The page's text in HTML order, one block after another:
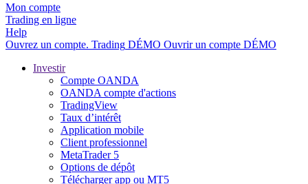
Mon compte
Trading en ligne
Help
Ouvrez un compte. Trading DÉMO Ouvrir un compte DÉMO
Investir
Compte OANDA
OANDA compte d'actions
TradingView
Taux d’intérêt
Application mobile
Client professionnel
MetaTrader 5
Options de dépôt
Télécharger app ou MT5